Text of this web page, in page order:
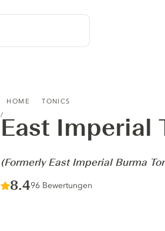
HOME TONICS
East Imperial
-
(Formerly East Imperial Burma
Score :
8.4/ 10
96 Bewertungen